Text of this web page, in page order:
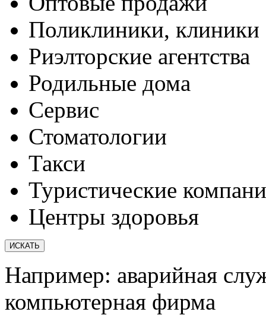
Поликлиники, клиники
Риэлторские агентства
Родильные дома
Сервис
Стоматологии
Такси
Туристические
Центры здоровья
Например: аварийная
компьютерная фирма